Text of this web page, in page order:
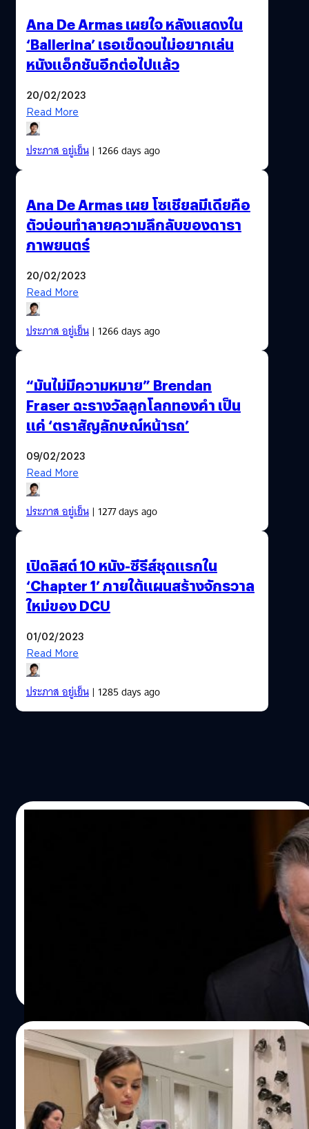
Ana De Armas เผยใจ หลังแสดงใน
‘Ballerina’ เธอเข็ดจนไม่อยากเล่น
หนังแอ็กชันอีกต่อไปแล้ว
20/02/2023
Read More
ประภาส อยู่เย็น| 1266 days ago
Ana De Armas เผย โซเชียลมีเดียคือ
ตัวบ่อนทำลายความลึกลับของดารา
ภาพยนตร์
20/02/2023
Read More
ประภาส อยู่เย็น| 1266 days ago
“มันไม่มีความหมาย” Brendan
Fraser ฉะรางวัลลูกโลกทองคำ เป็น
แค่ ‘ตราสัญลักษณ์หน้ารถ’
09/02/2023
Read More
ประภาส อยู่เย็น| 1277 days ago
เปิดลิสต์ 10 หนัง-ซีรีส์ชุดแรกใน
‘Chapter 1’ ภายใต้แผนสร้างจักรวาล
ใหม่ของ DCU
01/02/2023
Read More
ประภาส อยู่เย็น| 1285 days ago
Alec Baldwin จ่อถูกตั้งข้อหาฆ่าผู้อื่นโดย
ประมาท เสี่ยงจำคุก 18 เดือน หลังเหตุปืนลั่น
อเล็ก บอลด์วิน (Alec Baldwin) จะถูกฟ้องร้องในข้อหาฆ่าคน
ตายโดยไม่เจตนา หลังเกิดอุบัติเหตุปืนลั่นกลางกองถ่ายหนัง
16/01/2023
Selena Gomez กลับมาเล่น Instagram ครั้ง
แรก หลังประกาศหยุดเล่นนานกว่า 4 ปี
ศิลปินและนักแสดง เซเลนา โกเมซ (Selena Gomez) กลับมา